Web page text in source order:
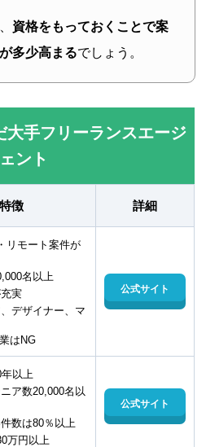
資格をもっておくことで案
多少高まるでしょう。
大手フリーランスエージ
ェント
特徴 詳細
リモート案件が
名以上
実
デザイナー、マ
はNG
公式サイト
以上
ア数20,000名以
数は80％以上
万円以上
公式サイト